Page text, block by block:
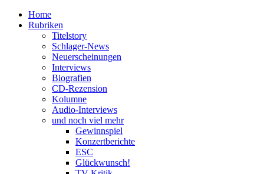
Home
Rubriken
Titelstory
Schlager-News
Neuerscheinungen
Interviews
Biografien
CD-Rezension
Kolumne
Audio-Interviews
und noch viel mehr
Gewinnspiel
Konzertberichte
ESC
Glückwunsch!